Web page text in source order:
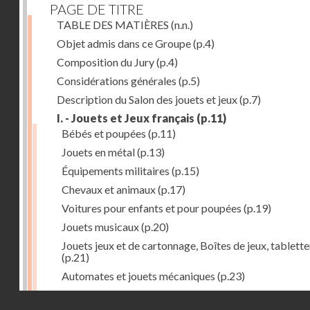
PAGE DE TITRE
TABLE DES MATIÈRES (n.n.)
Objet admis dans ce Groupe(p.4)
Composition du Jury(p.4)
Considérations générales (p.5)
Description du Salon des jouets et jeux(p.7)
I. - Jouets et Jeux français (p.11)
Bébés et poupées (p.11)
Jouets en métal(p.13)
Équipements militaires (p.15)
Chevaux et animaux(p.17)
Voitures pour enfants et pour poupées (p.19)
Jouets musicaux(p.20)
Jouets jeux et de cartonnage, Boîtes de jeux,
(p.21)
Automates et jouets mécaniques (p.23)
Jouets en caoutchouc(p.25)